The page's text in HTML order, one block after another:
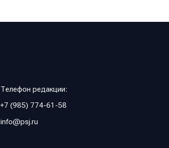
Телефон редакции:
+7 (985) 774-61-58
info@psj.ru